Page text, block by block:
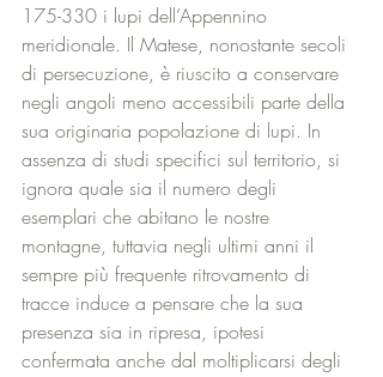
175-330 i lupi dell’Appennino
meridionale. Il Matese, nonostante secoli
di persecuzione, è riuscito a conservare
negli angoli meno accessibili parte della
sua originaria popolazione di lupi. In
assenza di studi specifici sul territorio, si
ignora quale sia il numero degli
esemplari che abitano le nostre
montagne, tuttavia negli ultimi anni il
sempre più frequente ritrovamento di
tracce induce a pensare che la sua
presenza sia in ripresa, ipotesi
confermata anche dal moltiplicarsi degli